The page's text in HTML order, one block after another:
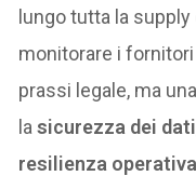
lungo tutta la
monitorare i
prassi legale, ma
lasicurezza dei dati
resilienza operativa